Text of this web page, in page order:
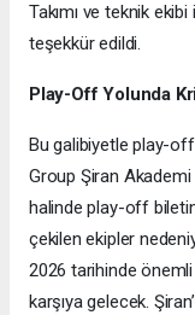
Takımı ve teknik
teşekkür edildi.
Play-Off Yolunda
Bu galibiyetle play-
Group Şiran Akademi
halinde play-off
çekilen ekipler
2026 tarihinde önemli
karşıya gelecek.